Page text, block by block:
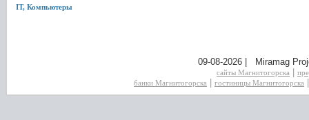
IT, Компьютеры
09-08-2026 | Miramag
сайты Магнитогорска
банки Магнитогорска
гостиницы Магнитогорска